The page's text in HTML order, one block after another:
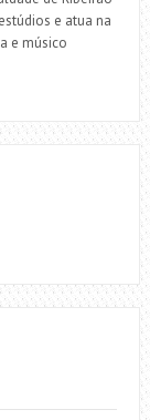
e atua na
e músico